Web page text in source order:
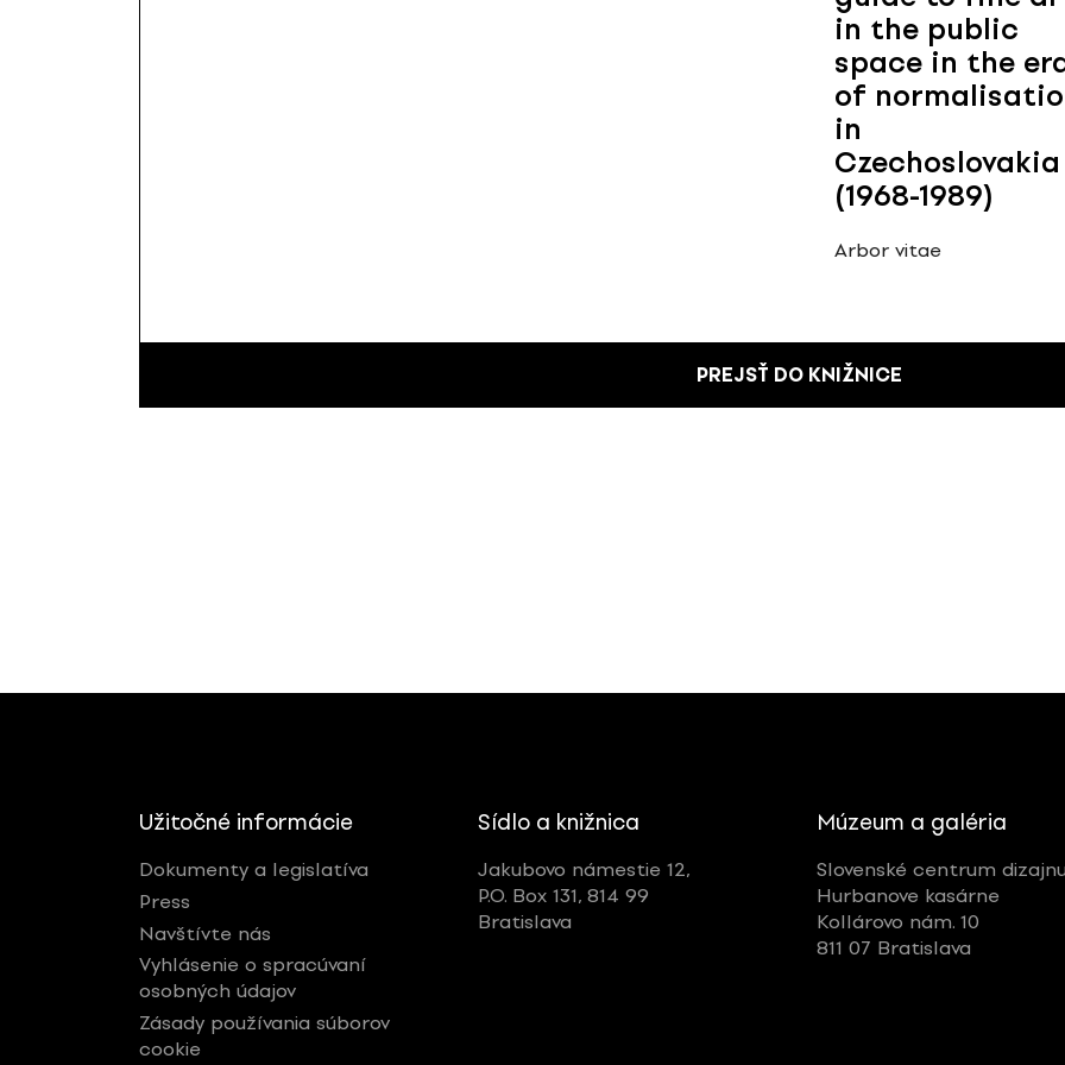
in the public
space in the
of
in
Czechoslovakia
(1968-1989)
Arbor vitae
PREJSŤ DO KNIŽNICE
Užitočné informácie
Dokumenty a legislatíva
Press
Navštívte nás
Vyhlásenie o spracúvaní
osobných údajov
Zásady používania súborov
cookie
Sídlo a knižnica
Jakubovo námestie 12,
P.O. Box 131, 814 99
Bratislava
Múzeum a galéria
Slovenské centrum
Hurbanove kasárne
Kollárovo nám. 10
811 07 Bratislava